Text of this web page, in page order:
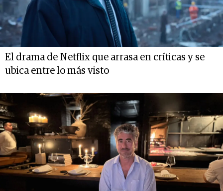
El drama de Netflix que arrasa en críticas y se
ubica entre lo más visto